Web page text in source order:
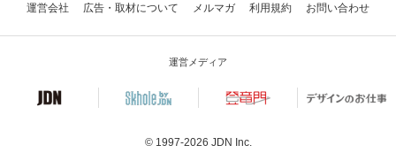
運営会社 広告・取材について メルマガ 利用規約 お問い合わせ
運営メディア
© 1997-2026 JDN Inc.